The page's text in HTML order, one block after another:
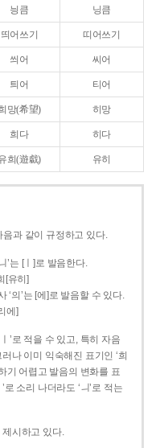
닁큼 닝큼
띄어쓰기 띠어쓰기
씌어 씨어
틔어 티어
망(希望) 히망
희다 히다
희(遊戱) 유히
음과 같이 규정하고 있다.
’는 [ㅣ]로 발음한다.
[유히]
‘의’는 [에]로 발음할 수 있다.
에]
’로 적을 수 있고, 특히 자음
나 이미 익숙해진 표기인 ‘희
기 어렵고 발음의 변화를 표
로 소리 나더라도 ‘ㅢ’로 적는
제시하고 있다.